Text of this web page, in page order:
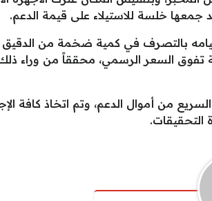
بالتصرف في كمية ضخمة من الدقيق
السعر الرسمي، محققاً من وراء ذلك
من أموال الدعم، وتم اتخاذ كافة
التحقيقات.